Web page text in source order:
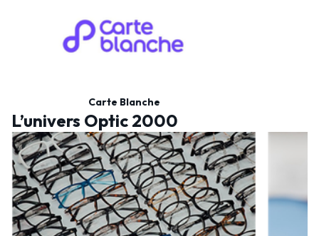
Carte Blanche
L’univers Optic 2000